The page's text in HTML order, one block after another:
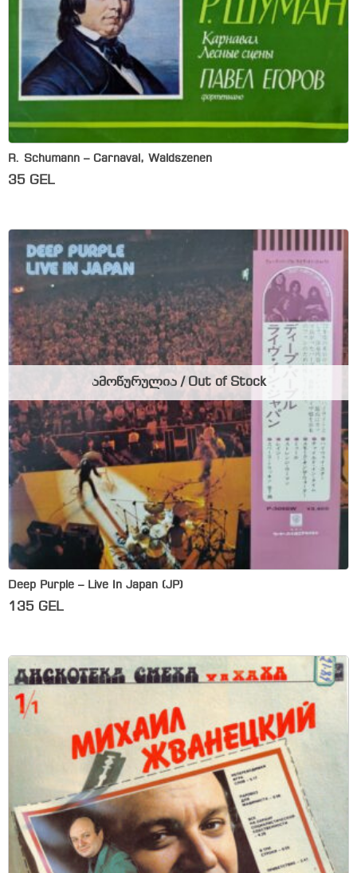
R. Schumann – Carnaval, Waldszenen
35 GEL
Deep Purple – Live In Japan (JP)
135 GEL
ამოწურულია / Out of Stock